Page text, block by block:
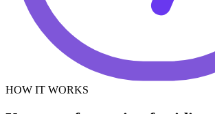
HOW IT WORKS